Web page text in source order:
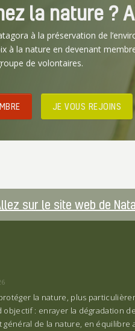
la nature ?
à la préservation de
à la nature en devenant
de volontaires.
JE VOUS REJOINS
sur le site web de
la nature, plus
objectif : enrayer la dégradation
de la nature, en équilibre